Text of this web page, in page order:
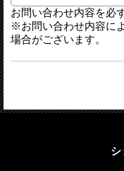
お問い合わせ内容を必
※お問い合わせ内容に
場合がございます。
シ